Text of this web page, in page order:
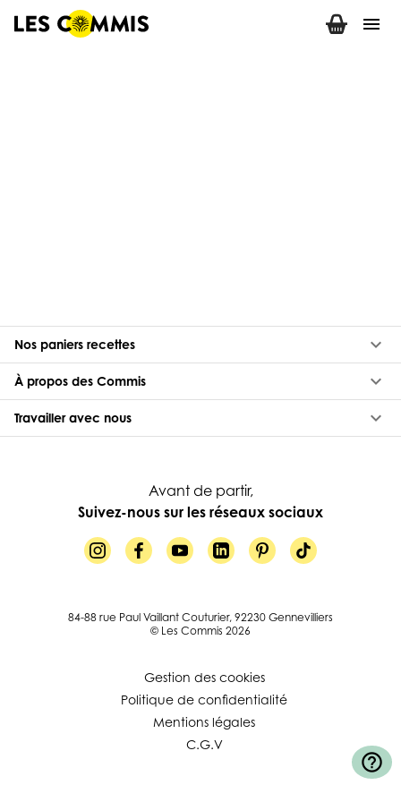
menu
Nos paniers recettes keyboard_arrow_down
À propos des Commis keyboard_arrow_down
Travailler avec nous keyboard_arrow_down
Avant de partir,
Suivez-nous sur les réseaux sociaux
84-88 rue Paul Vaillant Couturier, 92230 Gennevilliers
© Les Commis 2026
Gestion des cookies
Politique de confidentialité
Mentions légales
C.G.V
help_outline